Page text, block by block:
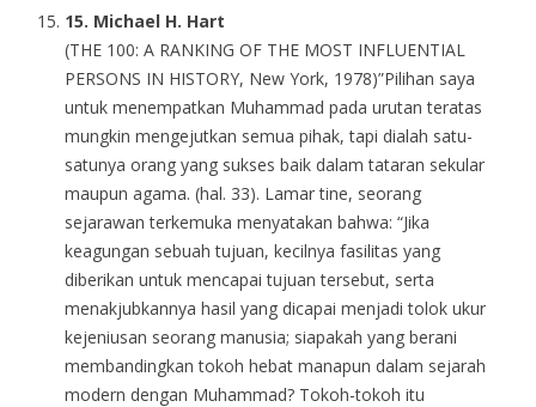
15. Michael H. Hart
(THE 100: A RANKING OF THE MOST INFLUENTIAL
PERSONS IN HISTORY, New York, 1978)”Pilihan saya
untuk menempatkan Muhammad pada urutan teratas
mungkin mengejutkan semua pihak, tapi dialah satu-
satunya orang yang sukses baik dalam tataran sekular
maupun agama. (hal. 33). Lamar tine, seorang
sejarawan terkemuka menyatakan bahwa: “Jika
keagungan sebuah tujuan, kecilnya fasilitas yang
diberikan untuk mencapai tujuan tersebut, serta
menakjubkannya hasil yang dicapai menjadi tolok ukur
kejeniusan seorang manusia; siapakah yang berani
membandingkan tokoh hebat manapun dalam sejarah
modern dengan Muhammad? Tokoh-tokoh itu